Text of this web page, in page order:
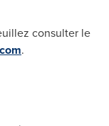
consulter le
.